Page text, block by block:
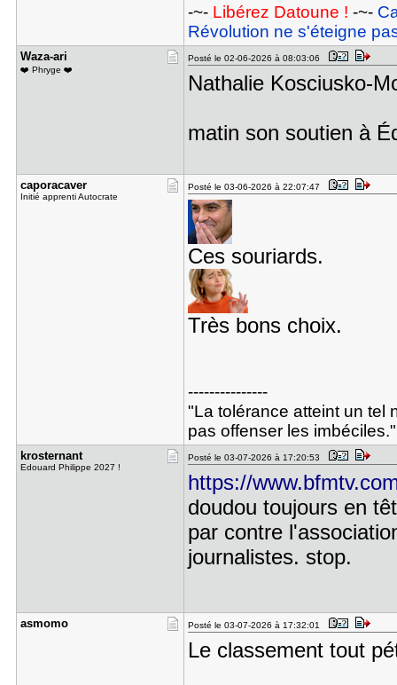
-~- Libérez Datoune ! -~-
Révolution ne s'éteigne
Waza-ari
❤️ Phryge ❤️
Posté le 02-06-2026 à 08:03:06
Nathalie Kosciusko-
matin son soutien à
caporacave​r
Initié apprenti Autocrate
Posté le 03-06-2026 à 22:07:47
Ces souriards.
Très bons choix.
---------------
"La tolérance atteint un tel
pas offenser les
krosternan​t
Edouard Philippe 2027 !
Posté le 03-07-2026 à 17:20:53
https://
doudou toujours en
par contre
journalistes. stop.
asmomo Posté le 03-07-2026 à 17:32:01
Le classement tout